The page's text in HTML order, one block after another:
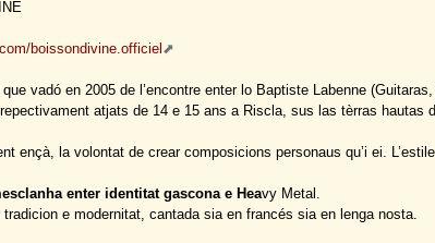
boissondivine.officiel
vadó en 2005 de l’encontre enter lo Baptiste Labenne
atjats de 14 e 15 ans a Riscla, sus las tèrras hautas
ençà, la volontat de crear composicions personaus qu’i ei.
enter identitat gascona e Heavy Metal.
tradicion e modernitat, cantada sia en francés sia en lenga nosta.